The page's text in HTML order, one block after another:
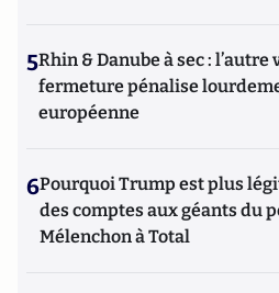
5Rhin & Danube à sec : l’autre
fermeture pénalise
européenne
6Pourquoi Trump est plus
des comptes aux géants du
Mélenchon à Total